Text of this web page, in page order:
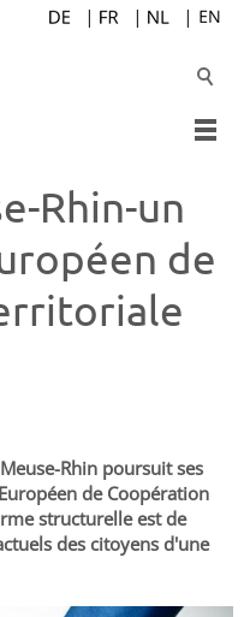
Rhin-un
de
Rhin poursuit ses
de Coopération
structurelle est de
des citoyens d'une